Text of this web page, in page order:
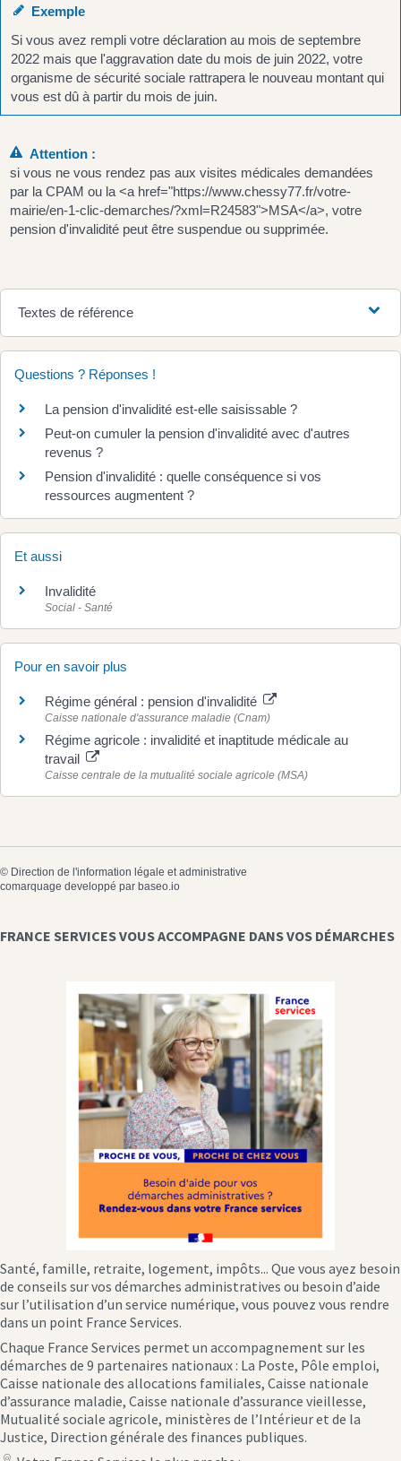
Exemple
Si vous avez rempli votre déclaration au mois de septembre
2022 mais que l'aggravation date du mois de juin 2022, votre
organisme de sécurité sociale rattrapera le nouveau montant qui
vous est dû à partir du mois de juin.
Attention :
si vous ne vous rendez pas aux visites médicales demandées
par la CPAM ou la <a href="https://www.chessy77.fr/votre-
mairie/en-1-clic-demarches/?xml=R24583">MSA</a>, votre
pension d'invalidité peut être suspendue ou supprimée.
Textes de référence
Questions ? Réponses !
La pension d'invalidité est-elle saisissable ?
Peut-on cumuler la pension d'invalidité avec d'autres
revenus ?
Pension d'invalidité : quelle conséquence si vos
ressources augmentent ?
Et aussi
Invalidité
Social - Santé
Pour en savoir plus
Régime général : pension d'invalidité
Caisse nationale d'assurance maladie (Cnam)
Régime agricole : invalidité et inaptitude médicale au
travail
Caisse centrale de la mutualité sociale agricole (MSA)
© Direction de l'information légale et administrative
comarquage developpé par baseo.io
FRANCE SERVICES VOUS ACCOMPAGNE DANS VOS DÉMARCHES
Santé, famille, retraite, logement, impôts... Que vous ayez besoin
de conseils sur vos démarches administratives ou besoin d’aide
sur l’utilisation d’un service numérique, vous pouvez vous rendre
dans un point France Services.
Chaque France Services permet un accompagnement sur les
démarches de 9 partenaires nationaux : La Poste, Pôle emploi,
Caisse nationale des allocations familiales, Caisse nationale
d’assurance maladie, Caisse nationale d’assurance vieillesse,
Mutualité sociale agricole, ministères de l’Intérieur et de la
Justice, Direction générale des finances publiques.